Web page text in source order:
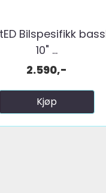
Bilspesifikk
10" ...
2.590,-
Kjøp